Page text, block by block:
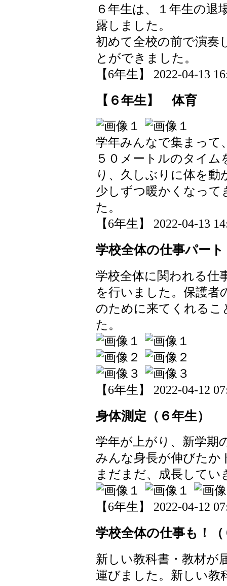
６年生は、１年生の退
露しました。
初めて全校の前で演奏
とができました。
【6年生】 2022-04-13
【６年生】 体育
学年みんなで集まって
５０メートルのタイ
り、久しぶりに体を
少しずつ暖かくなって
た。
【6年生】 2022-04-13
学校全体の仕事パー
学校全体に関われる仕
を行いました。保護者
のために来てくれるこ
た。
【6年生】 2022-04-12
身体測定（６年生）
学年が上がり、新学期
みんな身長が伸びたか
まだまだ、成長してい
【6年生】 2022-04-12
学校全体の仕事も！（
新しい教科書・教材が
運びました。新しい教